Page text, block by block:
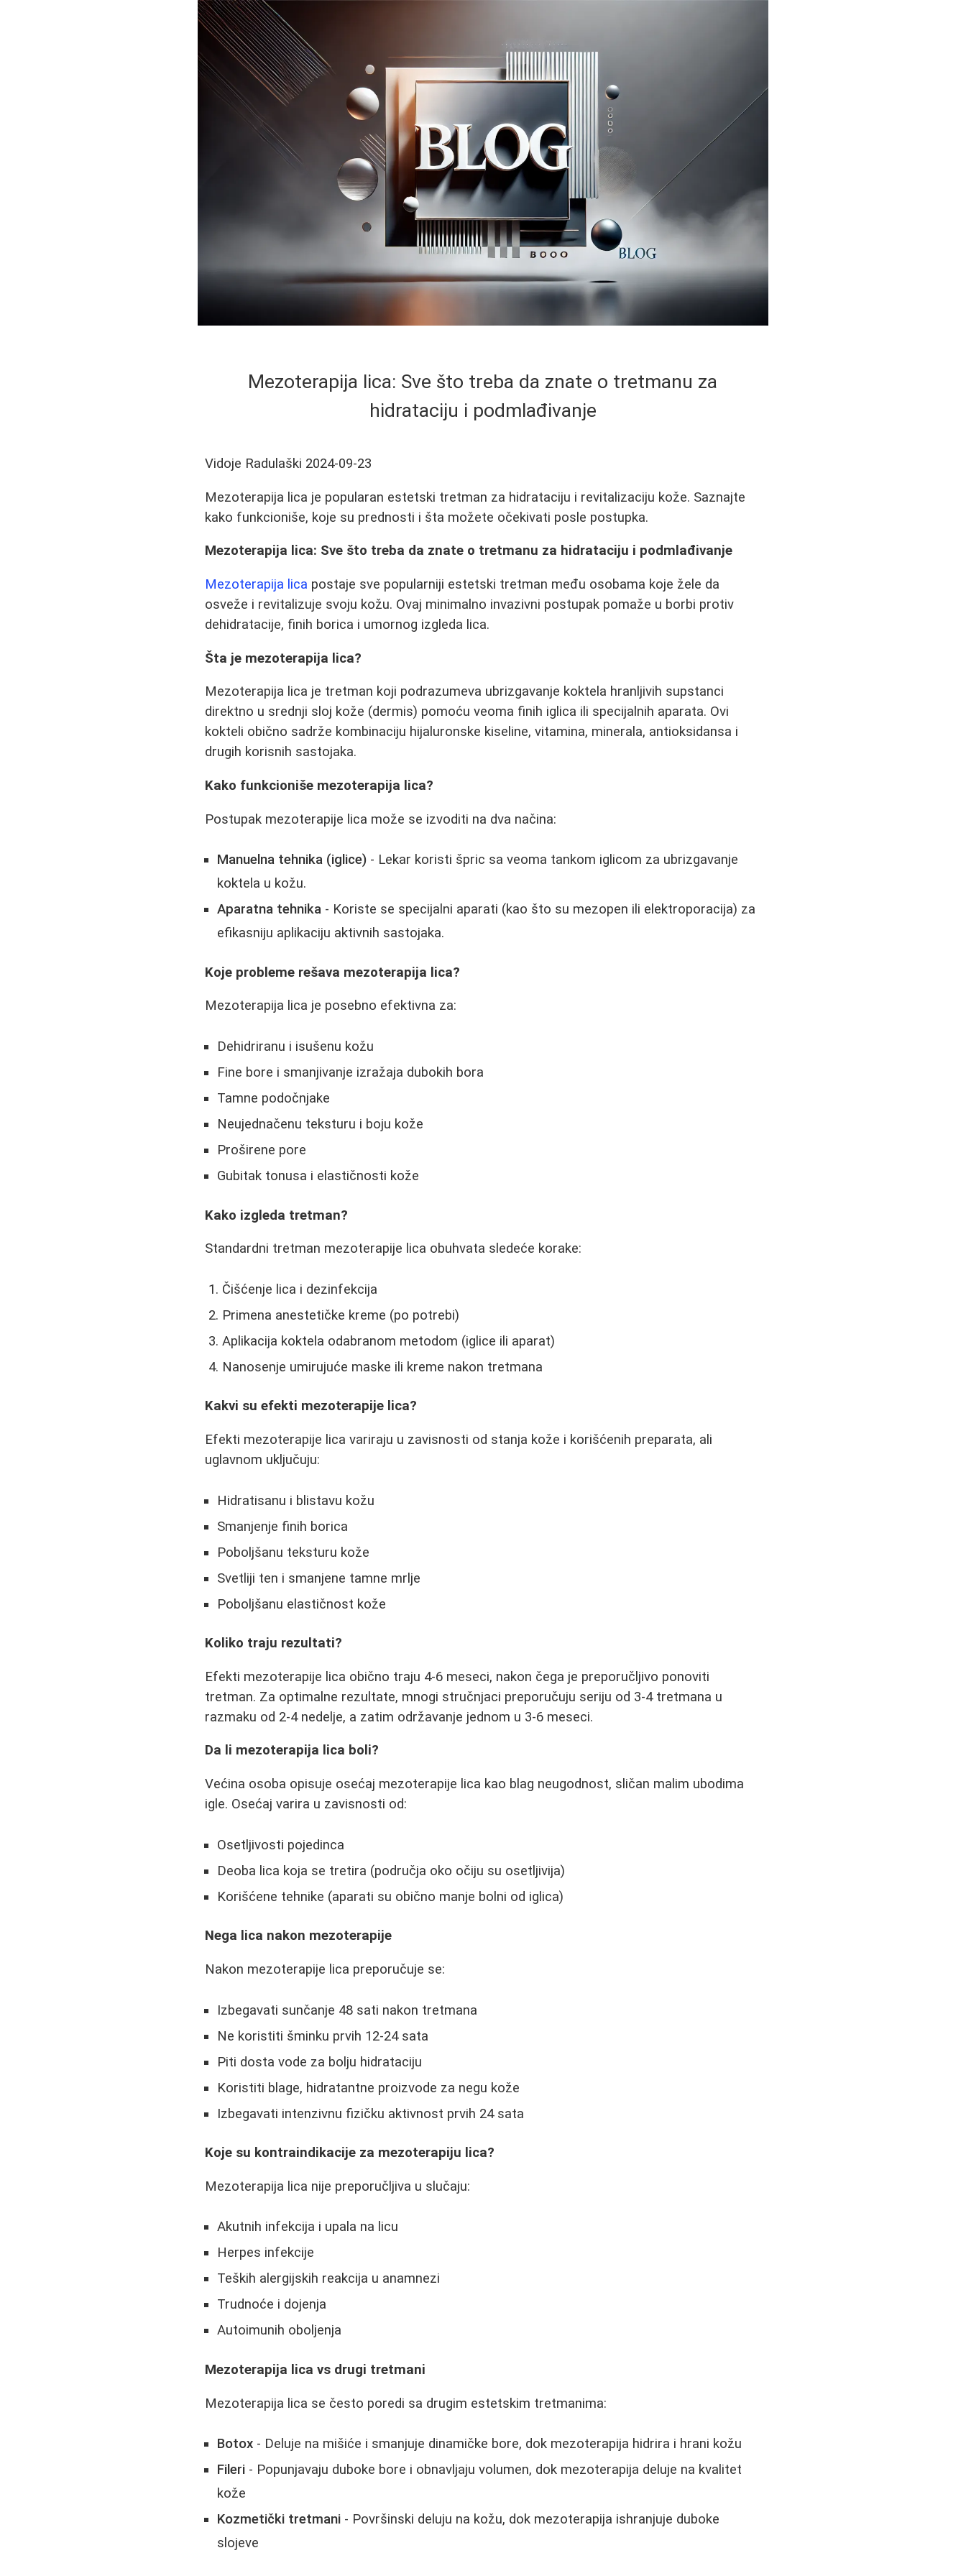
Mezoterapija lica: Sve što treba da znate o tretmanu za
hidrataciju i podmlađivanje
Vidoje Radulaški 2024-09-23
Mezoterapija lica je popularan estetski tretman za hidrataciju i revitalizaciju kože. Saznajte
kako funkcioniše, koje su prednosti i šta možete očekivati posle postupka.
Mezoterapija lica: Sve što treba da znate o tretmanu za hidrataciju i podmlađivanje
Mezoterapija lica postaje sve popularniji estetski tretman među osobama koje žele da
osveže i revitalizuje svoju kožu. Ovaj minimalno invazivni postupak pomaže u borbi protiv
dehidratacije, finih borica i umornog izgleda lica.
Šta je mezoterapija lica?
Mezoterapija lica je tretman koji podrazumeva ubrizgavanje koktela hranljivih supstanci
direktno u srednji sloj kože (dermis) pomoću veoma finih iglica ili specijalnih aparata. Ovi
kokteli obično sadrže kombinaciju hijaluronske kiseline, vitamina, minerala, antioksidansa i
drugih korisnih sastojaka.
Kako funkcioniše mezoterapija lica?
Postupak mezoterapije lica može se izvoditi na dva načina:
Manuelna tehnika (iglice) - Lekar koristi špric sa veoma tankom iglicom za ubrizgavanje
koktela u kožu.
Aparatna tehnika - Koriste se specijalni aparati (kao što su mezopen ili elektroporacija) za
efikasniju aplikaciju aktivnih sastojaka.
Koje probleme rešava mezoterapija lica?
Mezoterapija lica je posebno efektivna za:
Dehidriranu i isušenu kožu
Fine bore i smanjivanje izražaja dubokih bora
Tamne podočnjake
Neujednačenu teksturu i boju kože
Proširene pore
Gubitak tonusa i elastičnosti kože
Kako izgleda tretman?
Standardni tretman mezoterapije lica obuhvata sledeće korake:
Čišćenje lica i dezinfekcija
Primena anestetičke kreme (po potrebi)
Aplikacija koktela odabranom metodom (iglice ili aparat)
Nanosenje umirujuće maske ili kreme nakon tretmana
Kakvi su efekti mezoterapije lica?
Efekti mezoterapije lica variraju u zavisnosti od stanja kože i korišćenih preparata, ali
uglavnom uključuju:
Hidratisanu i blistavu kožu
Smanjenje finih borica
Poboljšanu teksturu kože
Svetliji ten i smanjene tamne mrlje
Poboljšanu elastičnost kože
Koliko traju rezultati?
Efekti mezoterapije lica obično traju 4-6 meseci, nakon čega je preporučljivo ponoviti
tretman. Za optimalne rezultate, mnogi stručnjaci preporučuju seriju od 3-4 tretmana u
razmaku od 2-4 nedelje, a zatim održavanje jednom u 3-6 meseci.
Da li mezoterapija lica boli?
Većina osoba opisuje osećaj mezoterapije lica kao blag neugodnost, sličan malim ubodima
igle. Osećaj varira u zavisnosti od:
Osetljivosti pojedinca
Deoba lica koja se tretira (područja oko očiju su osetljivija)
Korišćene tehnike (aparati su obično manje bolni od iglica)
Nega lica nakon mezoterapije
Nakon mezoterapije lica preporučuje se:
Izbegavati sunčanje 48 sati nakon tretmana
Ne koristiti šminku prvih 12-24 sata
Piti dosta vode za bolju hidrataciju
Koristiti blage, hidratantne proizvode za negu kože
Izbegavati intenzivnu fizičku aktivnost prvih 24 sata
Koje su kontraindikacije za mezoterapiju lica?
Mezoterapija lica nije preporučljiva u slučaju:
Akutnih infekcija i upala na licu
Herpes infekcije
Teških alergijskih reakcija u anamnezi
Trudnoće i dojenja
Autoimunih oboljenja
Mezoterapija lica vs drugi tretmani
Mezoterapija lica se često poredi sa drugim estetskim tretmanima:
Botox - Deluje na mišiće i smanjuje dinamičke bore, dok mezoterapija hidrira i hrani kožu
Fileri - Popunjavaju duboke bore i obnavljaju volumen, dok mezoterapija deluje na kvalitet
kože
Kozmetički tretmani - Površinski deluju na kožu, dok mezoterapija ishranjuje duboke
slojeve